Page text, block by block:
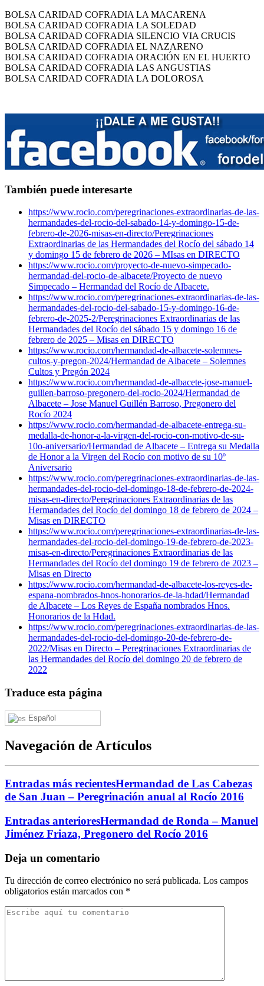
BOLSA CARIDAD COFRADIA LA MACARENA
BOLSA CARIDAD COFRADIA LA SOLEDAD
BOLSA CARIDAD COFRADIA SILENCIO VIA CRUCIS
BOLSA CARIDAD COFRADIA EL NAZARENO
BOLSA CARIDAD COFRADIA ORACIÓN EN EL HUERTO
BOLSA CARIDAD COFRADIA LAS ANGUSTIAS
BOLSA CARIDAD COFRADIA LA DOLOROSA
También puede interesarte
https://www.rocio.com/peregrinaciones-extraordinarias-de-las-
hermandades-del-rocio-del-sabado-14-y-domingo-15-de-
febrero-de-2026-misas-en-directo/Peregrinaciones
Extraordinarias de las Hermandades del Rocío del sábado 14
y domingo 15 de febrero de 2026 – MIsas en DIRECTO
https://www.rocio.com/proyecto-de-nuevo-simpecado-
hermandad-del-rocio-de-albacete/Proyecto de nuevo
Simpecado – Hermandad del Rocío de Albacete.
https://www.rocio.com/peregrinaciones-extraordinarias-de-las-
hermandades-del-rocio-del-sabado-15-y-domingo-16-de-
febrero-de-2025-2/Peregrinaciones Extraordinarias de las
Hermandades del Rocío del sábado 15 y domingo 16 de
febrero de 2025 – Misas en DIRECTO
https://www.rocio.com/hermandad-de-albacete-solemnes-
cultos-y-pregon-2024/Hermandad de Albacete – Solemnes
Cultos y Pregón 2024
https://www.rocio.com/hermandad-de-albacete-jose-manuel-
guillen-barroso-pregonero-del-rocio-2024/Hermandad de
Albacete – Jose Manuel Guillén Barroso, Pregonero del
Rocío 2024
https://www.rocio.com/hermandad-de-albacete-entrega-su-
medalla-de-honor-a-la-virgen-del-rocio-con-motivo-de-su-
10o-aniversario/Hermandad de Albacete – Entrega su Medalla
de Honor a la Virgen del Rocío con motivo de su 10º
Aniversario
https://www.rocio.com/peregrinaciones-extraordinarias-de-las-
hermandades-del-rocio-del-domingo-18-de-febrero-de-2024-
misas-en-directo/Peregrinaciones Extraordinarias de las
Hermandades del Rocío del domingo 18 de febrero de 2024 –
Misas en DIRECTO
https://www.rocio.com/peregrinaciones-extraordinarias-de-las-
hermandades-del-rocio-del-domingo-19-de-febrero-de-2023-
misas-en-directo/Peregrinaciones Extraordinarias de las
Hermandades del Rocío del domingo 19 de febrero de 2023 –
Misas en Directo
https://www.rocio.com/hermandad-de-albacete-los-reyes-de-
espana-nombrados-hnos-honorarios-de-la-hdad/Hermandad
de Albacete – Los Reyes de España nombrados Hnos.
Honorarios de la Hdad.
https://www.rocio.com/peregrinaciones-extraordinarias-de-las-
hermandades-del-rocio-del-domingo-20-de-febrero-de-
2022/Misas en Directo – Peregrinaciones Extraordinarias de
las Hermandades del Rocío del domingo 20 de febrero de
2022
Traduce esta página
Español
Navegación de Artículos
Entradas más recientesHermandad de Las Cabezas
de San Juan – Peregrinación anual al Rocío 2016
Entradas anterioresHermandad de Ronda – Manuel
Jiménez Friaza, Pregonero del Rocío 2016
Deja un comentario
Tu dirección de correo electrónico no será publicada. Los campos
obligatorios están marcados con *